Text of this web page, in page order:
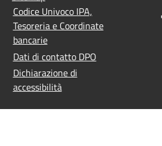
Codice Univoco IPA,
Tesoreria e Coordinate
bancarie
Dati di contatto DPO
Dichiarazione di
accessibilità